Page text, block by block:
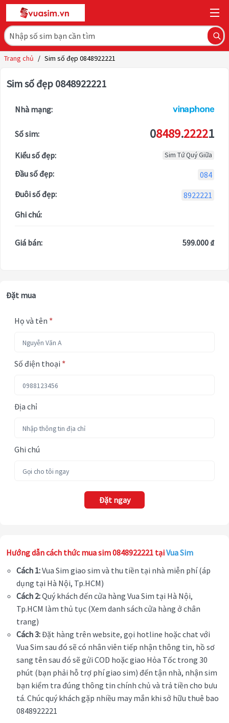
Trang chủ / Sim số đẹp 0848922221
Sim số đẹp 0848922221
Nhà mạng:
Số sim: 08489.22221
Kiểu số đẹp: Sim Tứ Quý Giữa
Đầu số đẹp:
084
Đuôi số đẹp:
8922221
Ghi chú:
Giá bán: 599.000 ₫
Đặt mua
Họ và tên *
Số điện thoại *
Địa chỉ
Ghi chú
Đặt ngay
Hướng dẫn cách thức mua sim 0848922221 tạiVua Sim
Cách 1:Vua Sim giao sim và thu tiền tại nhà miễn phí (áp
dụng tại Hà Nội, Tp.HCM)
Cách 2:Quý khách đến cửa hàng Vua Sim tại Hà Nội,
Tp.HCM làm thủ tục (Xem danh sách cửa hàng ở chân
trang)
Cách 3:Đặt hàng trên website, gọi hotline hoặc chat với
Vua Sim sau đó sẽ có nhân viên tiếp nhận thông tin, hồ sơ
sang tên sau đó sẽ gửi COD hoặc giao Hỏa Tốc trong 30
phút (bạn phải hỗ trợ phí giao sim) đến tận nhà, nhận sim
bạn kiểm tra đúng thông tin chính chủ và trả tiền cho bưu
tá. Chúc quý khách gặp nhiều may mắn khi sở hữu thuê bao
0848922221